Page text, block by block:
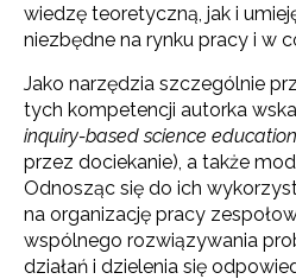
wiedzę teoretyczną, jak i
niezbędne na rynku pracy i w
Jako narzędzia szczególnie
tych kompetencji autorka
inquiry-based science education
przez dociekanie), a także
Odnosząc się do ich
na organizację pracy
wspólnego rozwiązywania
działań i dzielenia się